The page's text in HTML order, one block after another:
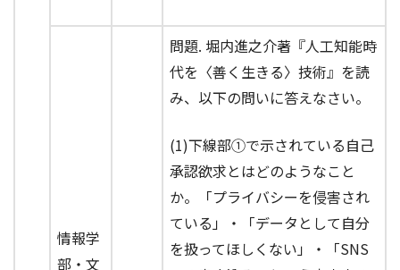
情報学
部・文
問題. 堀内進之介著『人工知能時
代を〈善く生きる〉技術』を読
み、以下の問いに答えなさい。
(1)下線部①で示されている自己
承認欲求とはどのようなこと
か。「プライバシーを侵害され
ている」・「データとして自分
を扱ってほしくない」・「SNS